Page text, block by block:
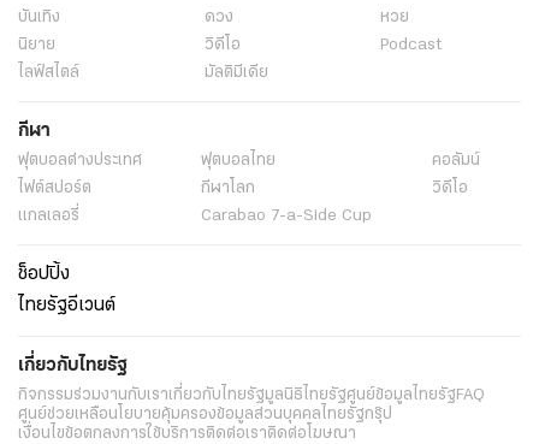
บันเทิง
ดวง
หวย
นิยาย
วิดีโอ
Podcast
ไลฟ์สไตล์
มัลติมีเดีย
กีฬา
ฟุตบอลต่่างประเทศ ฟุตบอลไทย
คอลัมน์
ไฟต์สปอร์ต
กีฬาโลก
วิดีโอ
แกลเลอรี่
Carabao 7-a-Side Cup
ช็อปปิ้ง
ไทยรัฐอีเวนต์
เกี่ยวกับไทยรัฐ
กิจกรรมร่วมงานกับเราเกี่ยวกับไทยรัฐมูลนิธิไทยรัฐศูนย์ข้อมูลไทยรัฐFAQ
ศูนย์ช่วยเหลือนโยบายคุ้มครองข้อมูลส่วนบุคคลไทยรัฐกรุ๊ป
เงื่อนไขข้อตกลงการใช้บริการติดต่อเราติดต่อโฆษณา